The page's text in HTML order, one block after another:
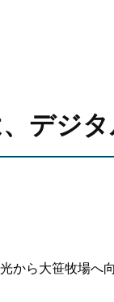
デジ
から大笹牧場へ向